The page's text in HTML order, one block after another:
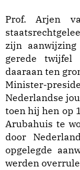
Prof. Arjen
zijn
gerede
daaraan ten
Minister-
Nederlandse
toen hij hen op
Arubahuis te
door
opgelegde
werden